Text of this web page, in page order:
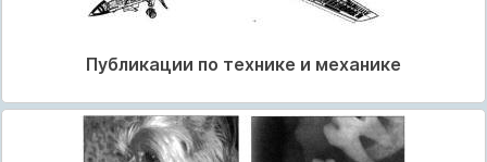
Публикации по технике и механике